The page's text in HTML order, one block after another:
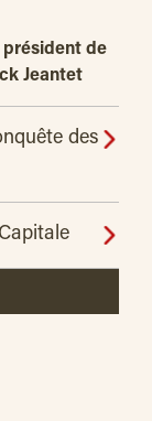
président de
Jeantet
des